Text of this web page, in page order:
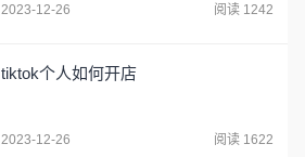
2023-12-26 阅读 1242
tiktok个人如何开店
2023-12-26 阅读 1622